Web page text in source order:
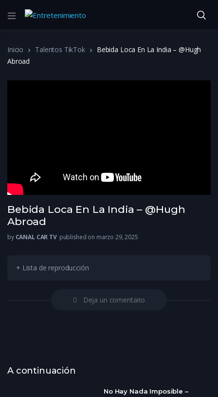
Inicio Talentos TikTok
Bebida Loca En La India – @Hugh
Abroad
Bebida Loca En La India – @Hugh
Abroad
by CANAL CAR TV published on marzo 29, 2025
+ Lista de reproducción
Deja un comentario
A continuación
No Hay Nada Imposible –